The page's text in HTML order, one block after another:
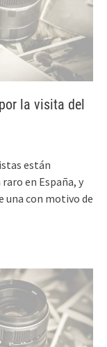
la visita del
están
en España, y
una con motivo de